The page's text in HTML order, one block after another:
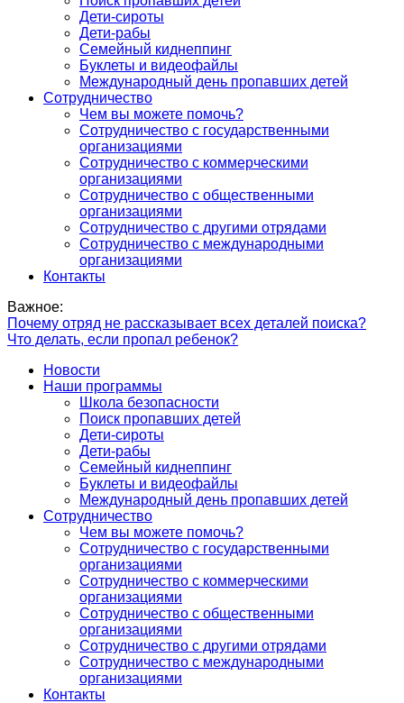
Дети-сироты
Дети-рабы
Семейный киднеппинг
Буклеты и видеофайлы
Международный день пропавших детей
Сотрудничество
Чем вы можете помочь?
Сотрудничество с государственными
организациями
Сотрудничество с коммерческими
организациями
Сотрудничество с общественными
организациями
Сотрудничество с другими отрядами
Сотрудничество с международными
организациями
Контакты
Важное:
Почему отряд не рассказывает всех деталей поиска?
Что делать, если пропал ребенок?
Новости
Наши программы
Школа безопасности
Поиск пропавших детей
Дети-сироты
Дети-рабы
Семейный киднеппинг
Буклеты и видеофайлы
Международный день пропавших детей
Сотрудничество
Чем вы можете помочь?
Сотрудничество с государственными
организациями
Сотрудничество с коммерческими
организациями
Сотрудничество с общественными
организациями
Сотрудничество с другими отрядами
Сотрудничество с международными
организациями
Контакты